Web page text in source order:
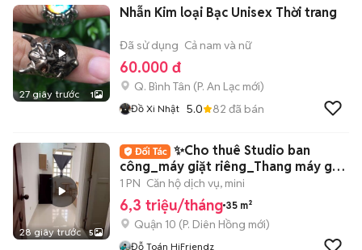
27 giây trước 1
Nhẫn Kim loại Bạc Unisex Thời trang
Đã sử dụng Cả nam và nữ
60.000 đ
Q. Bình Tân (P. An Lạc mới)
Đồ Xi Nhật 5.0 82 đã bán
28 giây trước 5
✨Cho thuê Studio ban
công_máy giặt riêng_Thang máy gần
ĐH Bách Khoa
1 PN Căn hộ dịch vụ, mini
6,3 triệu/tháng 35 m²
Quận 10 (P. Diên Hồng mới)
Đỗ Toán HiFriendz